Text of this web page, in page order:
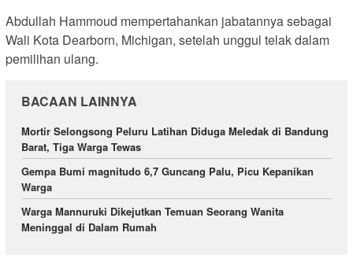
Abdullah Hammoud mempertahankan jabatannya sebagai
Wali Kota Dearborn, Michigan, setelah unggul telak dalam
pemilihan ulang.
BACAAN LAINNYA
Mortir Selongsong Peluru Latihan Diduga Meledak di Bandung
Barat, Tiga Warga Tewas
Gempa Bumi magnitudo 6,7 Guncang Palu, Picu Kepanikan
Warga
Warga Mannuruki Dikejutkan Temuan Seorang Wanita
Meninggal di Dalam Rumah